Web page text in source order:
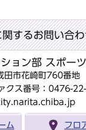
するお問い合
ョン部 スポー
市花崎町760番地
クス番号：0476-
ム フロ